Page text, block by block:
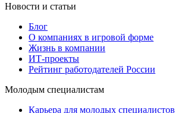
Новости и статьи
Блог
О компаниях в игровой форме
Жизнь в компании
ИТ-проекты
Рейтинг работодателей России
Молодым специалистам
Карьера для молодых специалистов